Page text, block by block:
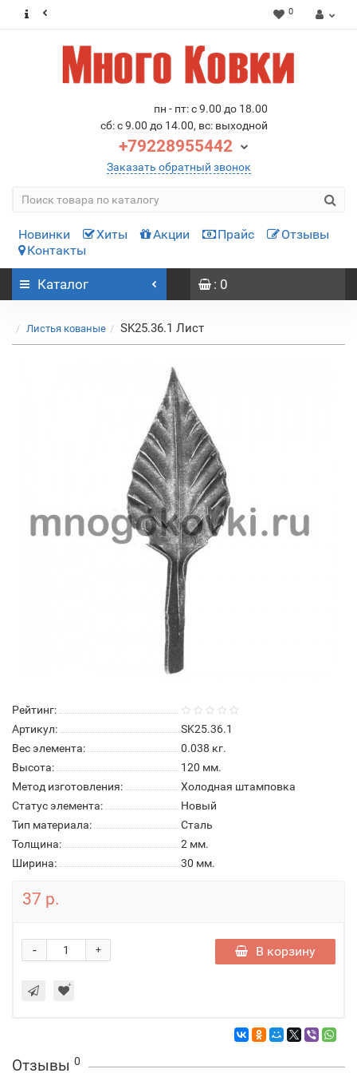
0
пн - пт: с 9.00 до 18.00
сб: с 9.00 до 14.00, вс: выходной
+79228955442
Заказать обратный звонок
Новинки Хиты Акции Прайс
Отзывы
Контакты
Каталог : 0
Листья кованые SK25.36.1 Лист
Рейтинг:
Артикул:
SK25.36.1
Вес элемента:
0.038 кг.
Высота:
120 мм.
Метод изготовления:
Холодная штамповка
Статус элемента:
Новый
Тип материала:
Сталь
Толщина:
2 мм.
Ширина:
30 мм.
37 р.
+
- В корзину
Отзывы 0